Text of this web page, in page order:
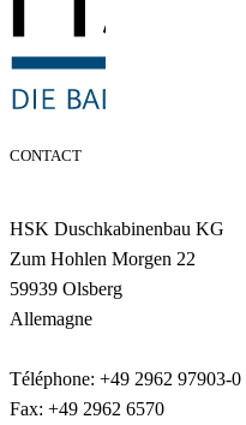
CONTACT
HSK Duschkabinenbau KG
Zum Hohlen Morgen 22
59939 Olsberg
Allemagne
Téléphone: +49 2962 97903-0
Fax: +49 2962 6570